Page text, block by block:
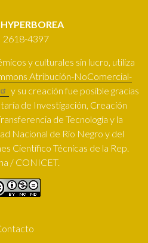
2618-4397
y culturales sin lucro, utiliza
Atribución-NoComercial-
y su creación fue posible gracias
de Investigación, Creación
de Tecnología y la
Nacional de Río Negro y del
Científico Técnicas de la Rep.
/ CONICET.